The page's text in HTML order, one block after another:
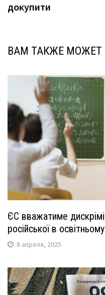
докупити
ВАМ ТАКЖЕ МОЖЕТ
ЄС вважатиме
російської в
8 апреля, 2025